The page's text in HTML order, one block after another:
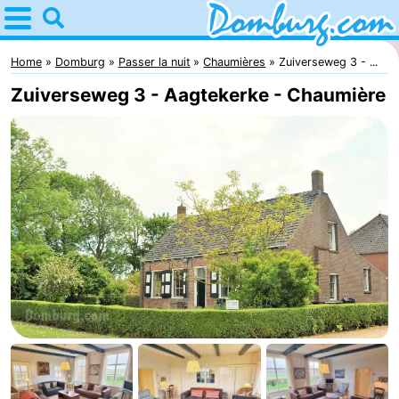
Home
Domburg
Astuces
Avec
les
enfants
Webcam
Webcam
Webcam
Plage
Passer
la
nuit
Appartements
-
Home Domburg Passer la nuit Chaumières Zuiverseweg 3 - ...
Zuiverseweg 3 - Aagtekerke - Chaumière